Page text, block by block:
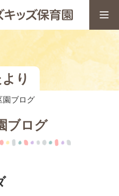
り
園ブログ
ブログ